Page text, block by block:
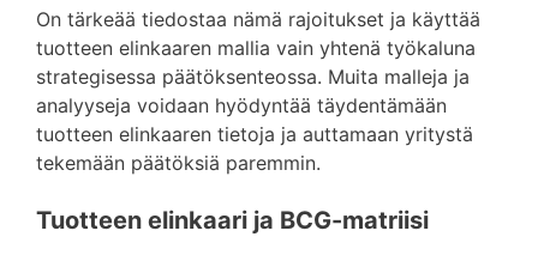
On tärkeää tiedostaa nämä rajoitukset ja käyttää
tuotteen elinkaaren mallia vain yhtenä työkaluna
strategisessa päätöksenteossa. Muita malleja ja
analyyseja voidaan hyödyntää täydentämään
tuotteen elinkaaren tietoja ja auttamaan yritystä
tekemään päätöksiä paremmin.
Tuotteen elinkaari ja BCG-matriisi